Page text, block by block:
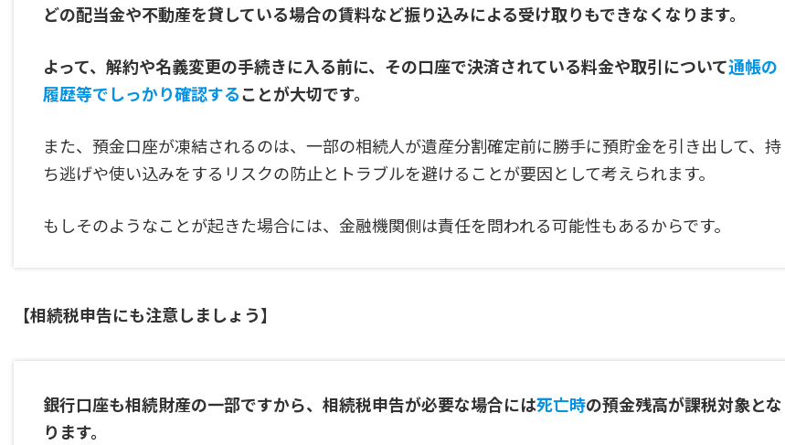
どの配当金や不動産を貸している場合の賃料など振り込みによる受け取りもできなくなります。
よって、解約や名義変更の手続きに入る前に、その口座で決済されている料金や取引について通帳の
履歴等でしっかり確認することが大切です。
また、預金口座が凍結されるのは、一部の相続人が遺産分割確定前に勝手に預貯金を引き出して、持
ち逃げや使い込みをするリスクの防止とトラブルを避けることが要因として考えられます。
もしそのようなことが起きた場合には、金融機関側は責任を問われる可能性もあるからです。
【相続税申告にも注意しましょう】
銀行口座も相続財産の一部ですから、相続税申告が必要な場合には死亡時の預金残高が課税対象とな
ります。